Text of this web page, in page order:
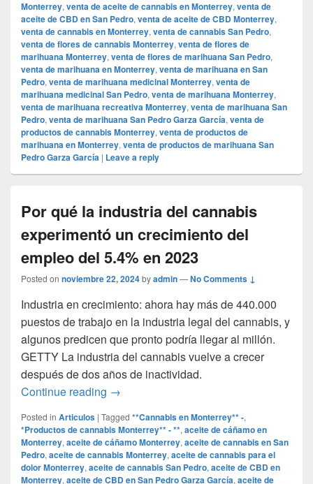
Monterrey, venta de aceite de cannabis en Monterrey, venta de
aceite de CBD en San Pedro, venta de aceite de CBD Monterrey,
venta de cannabis en Monterrey, venta de cannabis San Pedro,
venta de flores de cannabis Monterrey, venta de flores de
marihuana Monterrey, venta de flores de marihuana San Pedro,
venta de marihuana en Monterrey, venta de marihuana en San
Pedro, venta de marihuana medicinal Monterrey, venta de
marihuana medicinal San Pedro, venta de marihuana Monterrey,
venta de marihuana recreativa Monterrey, venta de marihuana San
Pedro, venta de marihuana San Pedro Garza García, venta de
productos de cannabis Monterrey, venta de productos de
marihuana en Monterrey, venta de productos de marihuana San
Pedro Garza García | Leave a reply
Por qué la industria del cannabis
experimentó un crecimiento del
empleo del 5.4% en 2023
Posted on noviembre 22, 2024byadmin—No Comments ↓
Industria en crecimiento: ahora hay más de 440.000
puestos de trabajo en la industria legal del cannabis, y
algunos predicen que pronto podría llegar al millón.
GETTY La industria del cannabis vuelve a crecer
después de dos años de inactividad.
Continue reading Por qué la industria del cannabis
→
Posted in Articulos | Tagged **Cannabis en Monterrey** -,
*Productos de cannabis Monterrey** - **, aceite de cáñamo en
Monterrey, aceite de cáñamo Monterrey, aceite de cannabis en San
Pedro, aceite de cannabis Monterrey, aceite de cannabis para el
dolor Monterrey, aceite de cannabis San Pedro, aceite de CBD en
Monterrey, aceite de CBD en San Pedro Garza García, aceite de